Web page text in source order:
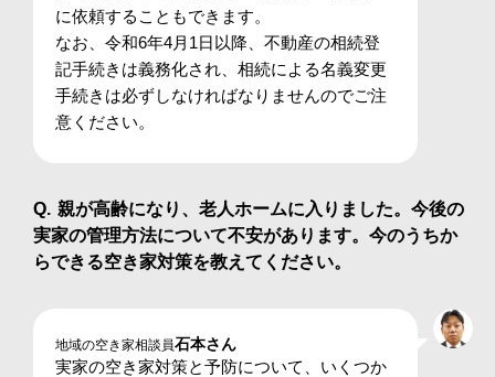
に依頼することもできます。
なお、令和6年4月1日以降、不動産の相続登
記手続きは義務化され、相続による名義変更
手続きは必ずしなければなりませんのでご注
意ください。
親が高齢になり、老人ホームに入りました。今後の
実家の管理方法について不安があります。今のうちか
らできる空き家対策を教えてください。
地域の空き家相談員石本さん
実家の空き家対策と予防について、いくつか